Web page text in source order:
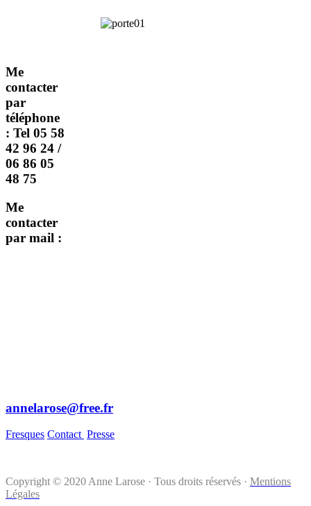
Me
contacter
par
téléphone
: Tel 05 58
42 96 24 /
06 86 05
48 75
Me
contacter
par mail :
annelarose@free.fr
Fresques Contact Presse
Copyright © 2020 Anne Larose · Tous droits réservés · Mentions
Légales